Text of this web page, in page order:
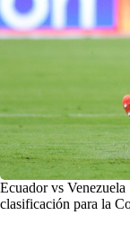
Ecuador vs
clasificación para la